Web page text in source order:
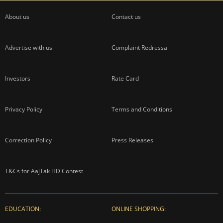
About us Contact us
Advertise with us Complaint Redressal
Investors Rate Card
Privacy Policy Terms and Conditions
Correction Policy Press Releases
T&Cs for AajTak HD Contest
EDUCATION: ONLINE SHOPPING: